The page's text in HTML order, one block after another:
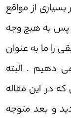
از مواقع
پس به هیچ وجه
را ما به عنوان
دهیم . البته
که در این مقاله
و بعد متوجه